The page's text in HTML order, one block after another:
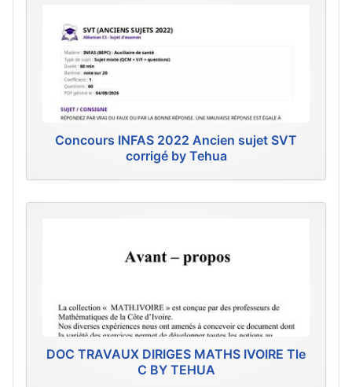
Concours INFAS 2022 Ancien sujet SVT
corrigé by Tehua
DOC TRAVAUX DIRIGES MATHS IVOIRE Tle
C BY TEHUA